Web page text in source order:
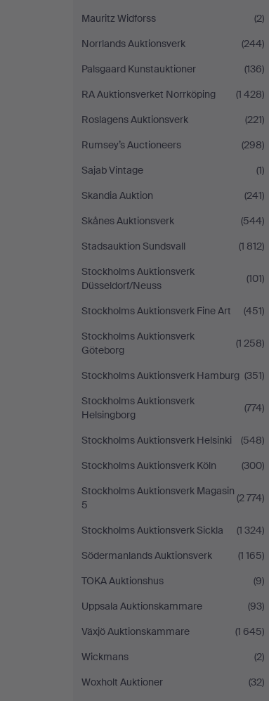
Mauritz Widforss
(2)
Norrlands Auktionsverk
(244)
Palsgaard Kunstauktioner
(136)
RA Auktionsverket Norrköping
(1 428)
Roslagens Auktionsverk
(221)
Rumsey’s Auctioneers
(298)
Sajab Vintage
(1)
Skandia Auktion
(241)
Skånes Auktionsverk
(544)
Stadsauktion Sundsvall
(1 812)
Stockholms Auktionsverk
Düsseldorf/Neuss
(101)
Stockholms Auktionsverk Fine Art
(451)
Stockholms Auktionsverk
Göteborg
(1 258)
Stockholms Auktionsverk Hamburg (351)
Stockholms Auktionsverk
Helsingborg
(774)
Stockholms Auktionsverk Helsinki
(548)
Stockholms Auktionsverk Köln
(300)
Stockholms Auktionsverk Magasin
5
(2 774)
Stockholms Auktionsverk Sickla
(1 324)
Södermanlands Auktionsverk
(1 165)
TOKA Auktionshus
(9)
Uppsala Auktionskammare
(93)
Växjö Auktionskammare
(1 645)
Wickmans
(2)
Woxholt Auktioner
(32)